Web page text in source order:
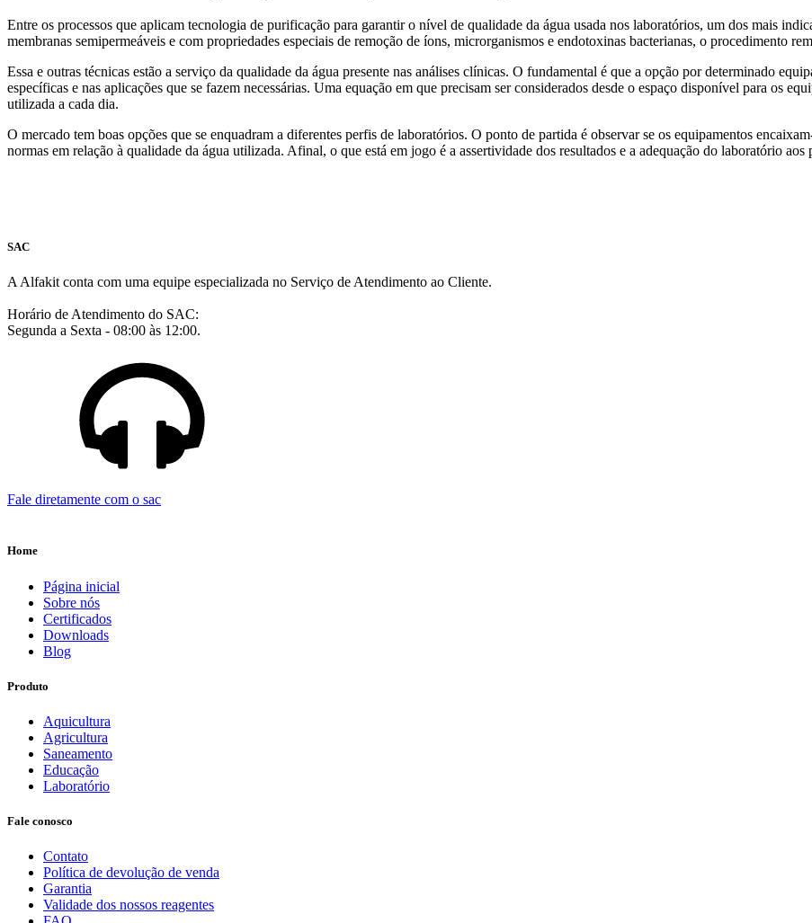
Entre os processos que aplicam tecnologia de purificação para garantir o nível de qualidade da água usada nos laboratórios, um dos mais
membranas semipermeáveis e com propriedades especiais de remoção de íons, microrganismos e endotoxinas bacterianas, o procedimento
Essa e outras técnicas estão a serviço da qualidade da água presente nas análises clínicas. O fundamental é que a opção por determinado
específicas e nas aplicações que se fazem necessárias. Uma equação em que precisam ser considerados desde o espaço disponível para os
utilizada a cada dia.
O mercado tem boas opções que se enquadram a diferentes perfis de laboratórios. O ponto de partida é observar se os equipamentos
normas em relação à qualidade da água utilizada. Afinal, o que está em jogo é a assertividade dos resultados e a adequação do laboratório aos
SAC
A Alfakit conta com uma equipe especializada no Serviço de Atendimento ao Cliente.
Horário de Atendimento do SAC:
Segunda a Sexta - 08:00 às 12:00.
Fale diretamente com o sac
Home
Página inicial
Sobre nós
Certificados
Downloads
Blog
Produto
Aquicultura
Agricultura
Saneamento
Educação
Laboratório
Fale conosco
Contato
Política de devolução de venda
Garantia
Validade dos nossos reagentes